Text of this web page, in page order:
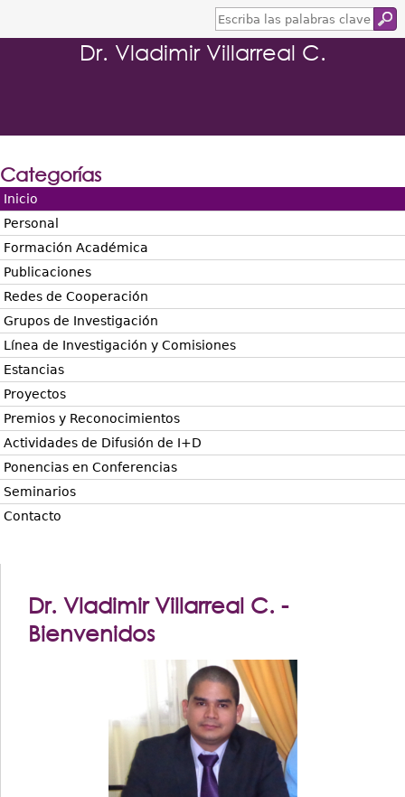
E
s
c
l
r
c
a
v
Dr. Vladimir Villarreal C.
Categorías
Inicio
Personal
Formación Académica
Publicaciones
Redes de Cooperación
Grupos de Investigación
Línea de Investigación y Comisiones
Estancias
Proyectos
Premios y Reconocimientos
Actividades de Difusión de I+D
Ponencias en Conferencias
Seminarios
Contacto
Dr. Vladimir Villarreal C. -
Bienvenidos